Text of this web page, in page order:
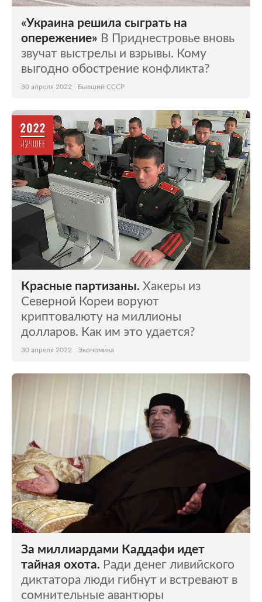
Из жизни Среда обитания
Забота о себе
«Украина решила сыграть на
опережение» В Приднестровье вновь
звучат выстрелы и взрывы. Кому
выгодно обострение конфликта?
30 апреля 2022 Бывший СССР
Красные партизаны. Хакеры из
Северной Кореи воруют
криптовалюту на миллионы
долларов. Как им это удается?
30 апреля 2022 Экономика
За миллиардами Каддафи идет
тайная охота. Ради денег ливийского
диктатора люди гибнут и встревают в
сомнительные авантюры